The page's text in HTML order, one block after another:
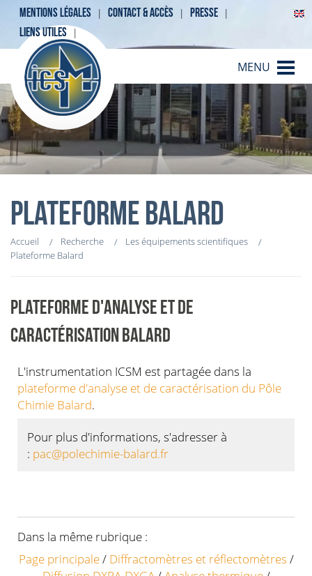
MENTIONS LÉGALES CONTACT & ACCÈS
PRESSE
LIENS UTILES
MENU
PLATEFORME BALARD
Accueil Recherche
Les équipements scientifiques
Plateforme Balard
PLATEFORME D'ANALYSE ET DE
CARACTÉRISATION BALARD
L'instrumentation ICSM est partagée dans la
plateforme d'analyse et de caractérisation du Pôle
Chimie Balard.
Pour plus d'informations, s'adresser à
: pac@polechimie-balard.fr
Dans la même rubrique :
Page principale/ Diffractomètres et réflectomètres /